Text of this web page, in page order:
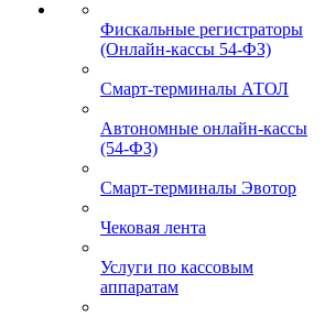
Фискальные регистраторы
(Онлайн-кассы 54-ФЗ)
Смарт-терминалы АТОЛ
Автономные онлайн-кассы
(54-ФЗ)
Смарт-терминалы Эвотор
Чековая лента
Услуги по кассовым
аппаратам